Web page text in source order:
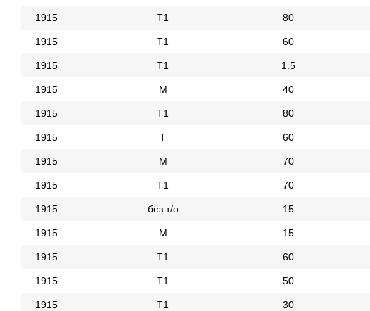
1915 Т1 80
1915 Т1 60
1915 Т1 1.5
1915 М 40
1915 Т1 80
1915 Т 60
1915 М 70
1915 Т1 70
1915 без т/о 15
1915 М 15
1915 Т1 60
1915 Т1 50
1915 Т1 30